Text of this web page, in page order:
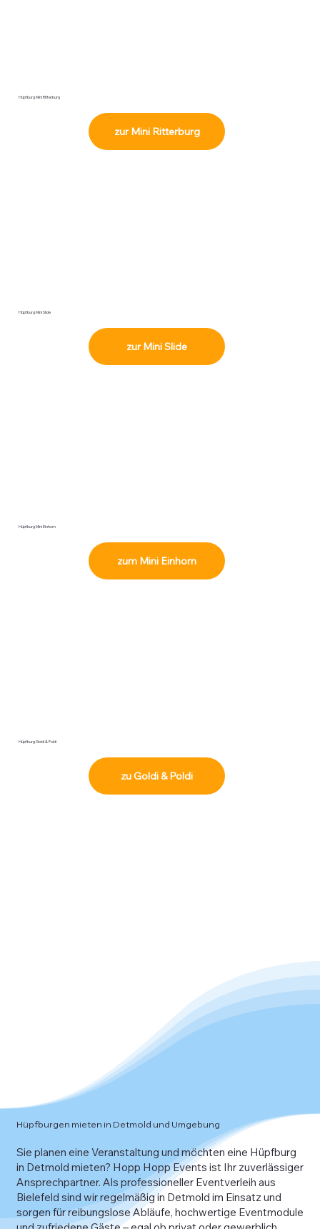
Hüpfburg Mini Ritterburg
zur Mini Ritterburg
Hüpfburg Mini Slide
zur Mini Slide
Hüpfburg Mini Einhorn
zum Mini Einhorn
Hüpfburg Goldi & Poldi
zu Goldi & Poldi
Hüpfburgen mieten in Detmold und Umgebung
Sie planen eine Veranstaltung und möchten eine Hüpfburg
in Detmold mieten? Hopp Hopp Events ist Ihr zuverlässiger
Ansprechpartner. Als professioneller Eventverleih aus
Bielefeld sind wir regelmäßig in Detmold im Einsatz und
sorgen für reibungslose Abläufe, hochwertige Eventmodule